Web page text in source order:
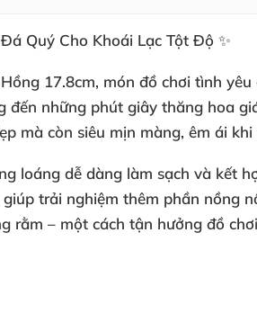
Quý Cho Khoái Lạc Tột Độ ✨
17.8cm, món đồ chơi tình
những phút giây thăng hoa
mà còn siêu mịn màng, êm ái
loáng dễ dàng làm sạch và kết
trải nghiệm thêm phần nồng
rằm – một cách tận hưởng đồ